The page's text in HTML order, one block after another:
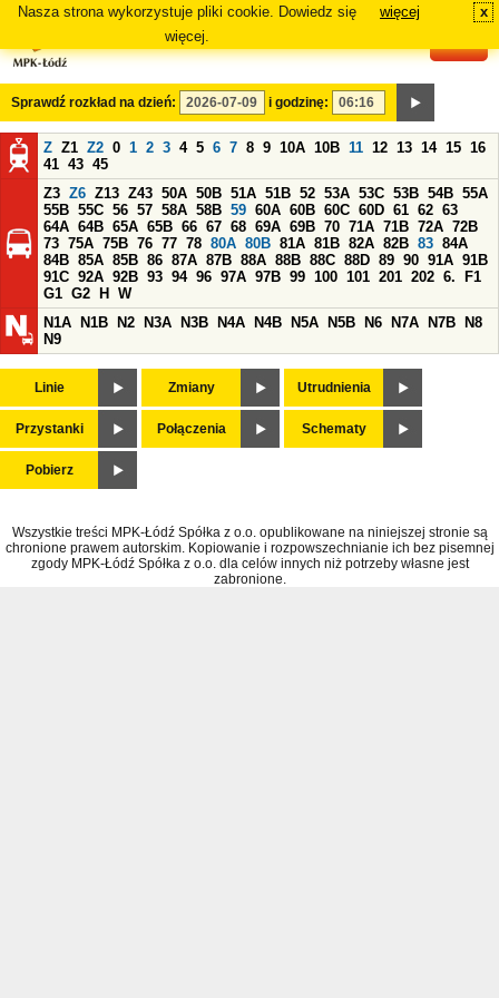
Nasza strona wykorzystuje pliki cookie. Dowiedz się
więcej.
więcej x
Sprawdź rozkład na dzień: i godzinę:
Z Z1 Z2 0 1 2 3 4 5 6 7 8 9 10A 10B 11 12 13 14 15 16
41 43 45
Z3 Z6 Z13 Z43 50A 50B 51A 51B 52 53A 53C 53B 54B 55A
55B 55C 56 57 58A 58B 59 60A 60B 60C 60D 61 62 63
64A 64B 65A 65B 66 67 68 69A 69B 70 71A 71B 72A 72B
73 75A 75B 76 77 78 80A 80B 81A 81B 82A 82B 83 84A
84B 85A 85B 86 87A 87B 88A 88B 88C 88D 89 90 91A 91B
91C 92A 92B 93 94 96 97A 97B 99 100 101 201 202 6.
F1
G1 G2 H
W
N1A
N1B N2 N3A N3B N4A N4B N5A N5B N6 N7A N7B
N8
N9
Linie Zmiany Utrudnienia
Przystanki Połączenia Schematy
Pobierz
Wszystkie treści MPK-Łódź Spółka z o.o. opublikowane na niniejszej stronie są
chronione prawem autorskim. Kopiowanie i rozpowszechnianie ich bez pisemnej
zgody MPK-Łódź Spółka z o.o. dla celów innych niż potrzeby własne jest
zabronione.